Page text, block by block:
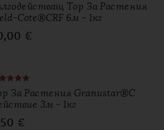
Тор За Растения
Cote®CRF 6м - 1кг
€
За Растения Granustar®с
3м - 1кг
€